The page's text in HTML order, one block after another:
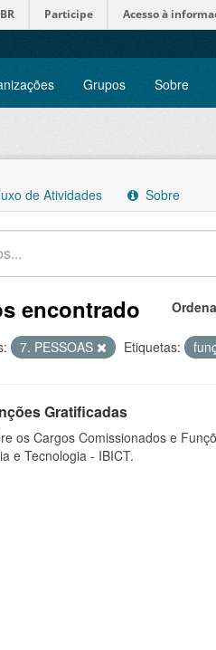
Participe Acesso à
Grupos Sobre
de Atividades Sobre
encontrado
7. PESSOAS Etiquetas:
Gratificadas
os Cargos Comissionados e
e Tecnologia - IBICT.